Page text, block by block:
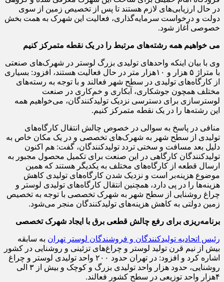
در حال ارزیابی‌‌‌های لازم هستند تا پس از تخصیص زمین از سوی
دولت و درخواست سرمایه‌گذاری، فعالیت این شهرک به همت بخش
خصوصی آغاز شود.
می خواهیم همه رشته‌‌‌های مرتبط را در یک نقطه متمرکز کنیم
وی با بیان اینکه واحدهای تولیدی بزرگ لوستر در شهرک‌‌‌های صنعتی
با متراژ ۵ ‌هزار و ۱۰‌هزار متر در حال فعالیت هستند، افزود: بسیاری
از کارگاه‌‌‌های تولیدی در سطح شهر فعالند و با توجه به رسته‌‌‌های
مختلف همچون جوشکاری، آبکاری و خم‌کاری در صنعت
لوستر‌سازی برای دسترسی نزدیک تولیدکنندگان، می‌خواهیم همه
این رشته‌‌‌ها را در یک نقطه متمرکز کنیم.
منافی در پاسخ به سوالی در خصوص چالش انتقال کارگاه‌‌‌های
تولیدی از سطح شهر به شهرک‌‌‌های تخصصی و در یک مکان خاص به
دلیل بعد مسافت و سختی تردد تولیدکنندگان، گفت: هم اکنون
تولیدکنندگان کارگاهی در این صنعت برای تکمیل محصول مجبور به
ارسال قطعه از کارگاه‌‌‌های مختلف به یکدیگر هستند که همین
موضوع هزینه‌بر است و نزدیک شدن کارگاه‌‌‌های تولیدی کاهش
هزینه‌‌‌ها را در پی دارد، همچنین انتقال کارگاه‌‌‌های تولیدی لوستر و
چراغ روشنایی از سطح شهر به شهرک تخصصی با توجه به تخصیص
زمین دولتی به کاهش هزینه‌‌‌های تولیدکنندگان منجر می‌شود.
برنامه‌ریزی برای رفع چالش قطعی برق با ایجاد شهرک تخصصی
رئیس اتحادیه تولیدکنندگان و فروشندگان لوستر تهران به سابقه
بیش از نیم قرن تولید لوستر و چراغ‌‌‌های تزئینی و روشنایی در کشور
اشاره کرد و افزود: در تهران حدود ۲۰۰ واحد تولیدی لوستر و چراغ
روشنایی، حدود‌ هزار واحد تولیدی بزرگ و کوچک و بیش از ۳ الی
۴‌هزار واحد توزیعی در سطح کشور فعالند.